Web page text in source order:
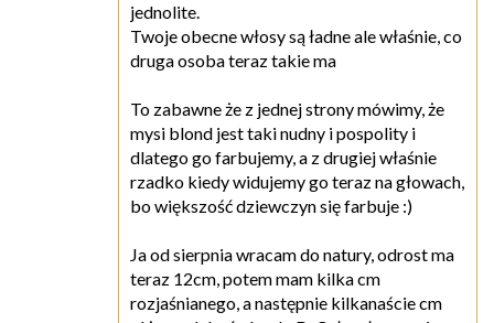
jednolite.
Twoje obecne włosy są ładne ale właśnie, co
druga osoba teraz takie ma
To zabawne że z jednej strony mówimy, że
mysi blond jest taki nudny i pospolity i
dlatego go farbujemy, a z drugiej właśnie
rzadko kiedy widujemy go teraz na głowach,
bo większość dziewczyn się farbuje :)
Ja od sierpnia wracam do natury, odrost ma
teraz 12cm, potem mam kilka cm
rozjaśnianego, a następnie kilkanaście cm